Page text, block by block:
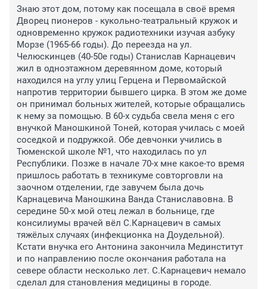
Знаю этот дом, потому как посещала в своё время
Дворец пионеров - кукольно-театральный кружок и
одновременно кружок радиотехники изучая азбуку
Морзе (1965-66 годы). До переезда на ул.
Челюскинцев (40-50е годы) Станислав Карнацевич
жил в одноэтажном деревянном доме, который
находился на углу улиц Герцена и Первомайской
напротив территории бывшего цирка. В этом же доме
он принимал больных жителей, которые обращались
к нему за помощью. В 60-х судьба свела меня с его
внучкой Маношкиной Тоней, которая училась с моей
соседкой и подружкой. Обе девчонки учились в
Тюменской школе №1, что находилась по ул
Республики. Позже в начале 70-х мне какое-то время
пришлось работать в техникуме совторговли на
заочном отделении, где завучем была дочь
Карнацевича Маношкина Ванда Станиславовна. В
середине 50-х мой отец лежал в больнице, где
консилиумы врачей вёл С.Карнацевич в самых
тяжёлых случаях (инфекционка на Доудельной).
Кстати внучка его Антонина закончила Мединститут
и по направлению после окончания работала на
севере области несколько лет. С.Карнацевич немало
сделал для становления медицины в городе.